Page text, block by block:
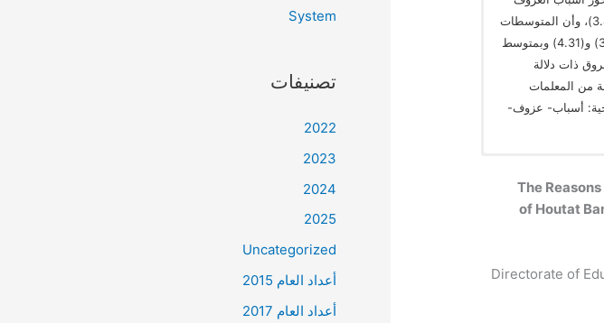
عن العمل في المناصب القيادية تتراوح بين (2.62) و(3.94) وبمتوسط حسابي عام بلغ (3.46)، وأن المتوسطات
الحسابية لإجابات أفراد عينة الدراسة حول محور الأسباب المادية والمعنوية تتراوح بين (3.45) و(4.31) وبمتوسط
فروق ذات دلالة
من المعلمات
أسباب- عزوف-
The
of Houtat
Directorate of
System
تصنيفات
2022
2023
2024
2025
Uncategorized
أعداد العام 2015
أعداد العام 2017